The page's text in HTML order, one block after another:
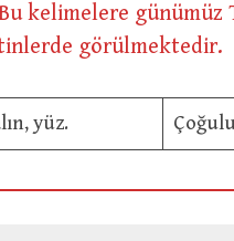
kelimelere günümüz
görülmektedir.
yüz.